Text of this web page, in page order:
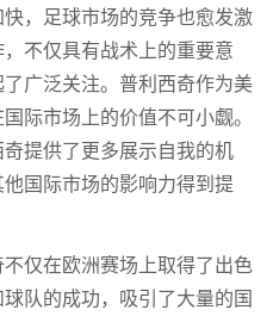
，足球市场的竞争也愈发激
不仅具有战术上的重要意
广泛关注。普利西奇作为美
际市场上的价值不可小觑。
提供了更多展示自我的机
国际市场的影响力得到提
仅在欧洲赛场上取得了出色
队的成功，吸引了大量的国